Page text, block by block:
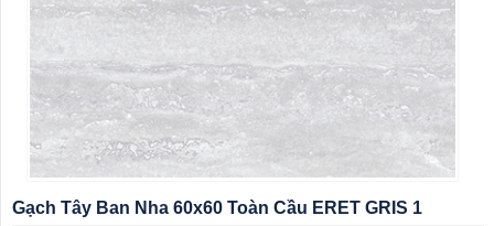
Gạch Tây Ban Nha 60x60 Toàn Cầu ERET GRIS 1